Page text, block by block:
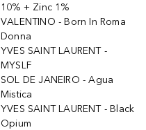
10% + Zinc 1%
VALENTINO - Born In Roma
Donna
YVES SAINT LAURENT -
MYSLF
SOL DE JANEIRO - Agua
Mistica
YVES SAINT LAURENT - Black
Opium